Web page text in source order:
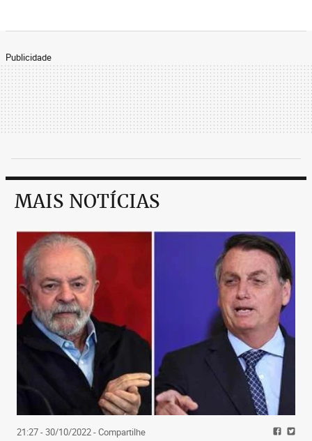
Publicidade
MAIS NOTÍCIAS
21:27 - 30/10/2022- Compartilhe